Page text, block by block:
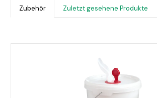
Zubehör Zuletzt gesehene Produkte